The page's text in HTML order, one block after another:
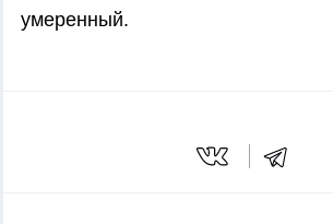
умеренный.